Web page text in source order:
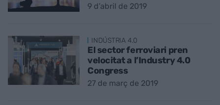
9 d’abril de 2019
INDÚSTRIA 4.0
El sector ferroviari pren
velocitat a l’Industry 4.0
Congress
27 de març de 2019